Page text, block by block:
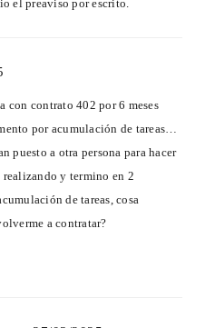
el preaviso por escrito.
con contrato 402 por 6 meses
por acumulación de tareas…
puesto a otra persona para hacer
y termino en 2
de tareas, cosa
a contratar?